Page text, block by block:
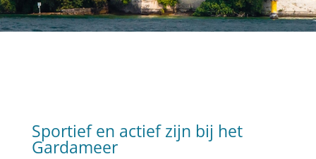
Sportief en actief zijn bij het
Gardameer